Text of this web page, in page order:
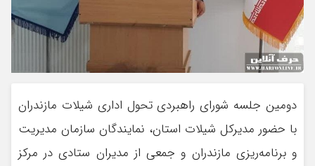
دومین جلسه شورای راهبردی تحول اداری شیلات مازندران
با حضور مدیرکل شیلات استان، نمایندگان سازمان مدیریت
و برنامه‌ریزی مازندران و جمعی از مدیران ستادی در مرکز